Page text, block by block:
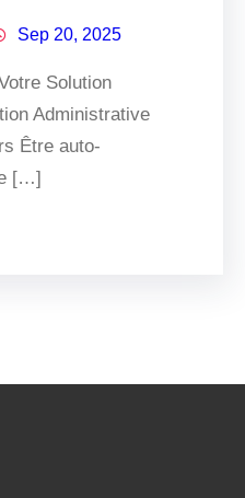
Sep 20, 2025
Solution
Administrative
Être auto-
[…]